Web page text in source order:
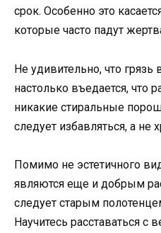
срок. Особенно это
которые часто падут
Не удивительно, что
настолько въедается, что
никакие стиральные
следует избавляться, а не
Помимо не эстетичного
являются еще и добрым
следует старым
Научитесь расставаться с